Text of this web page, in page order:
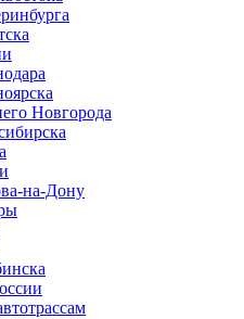
Новгорода
на-Дону